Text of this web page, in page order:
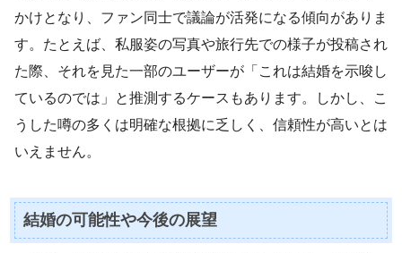
かけとなり、ファン同士で議論が活発になる傾向がありま
す。たとえば、私服姿の写真や旅行先での様子が投稿され
た際、それを見た一部のユーザーが「これは結婚を示唆し
ているのでは」と推測するケースもあります。しかし、こ
うした噂の多くは明確な根拠に乏しく、信頼性が高いとは
いえません。
結婚の可能性や今後の展望